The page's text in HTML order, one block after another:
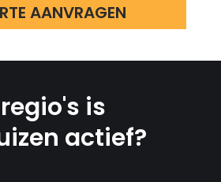
AANVRAGEN
is
actief?